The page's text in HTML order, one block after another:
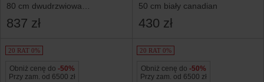
80 cm dwudrzwiowa
biały canadian
837 zł
50 cm biały canadian
430 zł
20 RAT 0%
Obniż cenę do -50%
Przy zam. od 6500 zł
20 RAT 0%
Obniż cenę do -50%
Przy zam. od 6500 zł